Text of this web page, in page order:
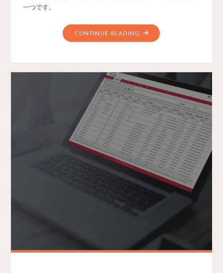
一つです。
CONTINUE READING